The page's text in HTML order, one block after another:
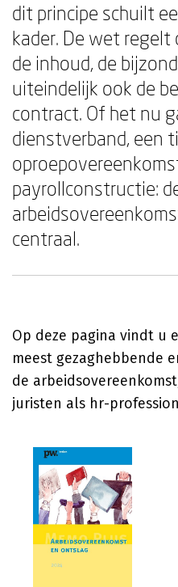
dit principe schuilt
kader. De wet
de inhoud, de
uiteindelijk ook de
contract. Of het nu
dienstverband, een
payrollconstructie:
centraal.
Op deze pagina vindt u
meest gezaghebbende
de
juristen als hr-